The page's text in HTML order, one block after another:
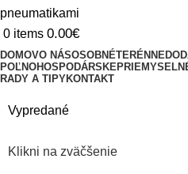
0 items 0.00€
DOMOVO NÁSOSOBNÉTERÉNNE
POĽNOHOSPODÁRSKE
RADY A TIPYKONTAKT
Vypredané
Klikni na zväčšenie